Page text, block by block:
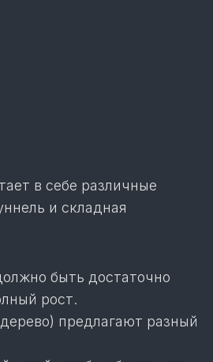
в себе различные
и складная
быть достаточно
рост.
предлагают разный